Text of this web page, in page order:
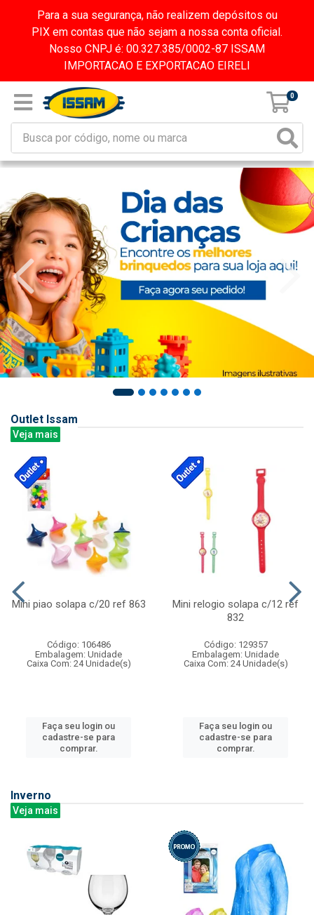
Para a sua segurança, não realizem depósitos ou
PIX em contas que não sejam a nossa conta oficial.
Nosso CNPJ é: 00.327.385/0002-87 ISSAM
IMPORTACAO E EXPORTACAO EIRELI
0
Outlet Issam
Veja mais
Mini piao solapa c/20 ref 863
Código: 106486
Embalagem: Unidade
Caixa Com: 24 Unidade(s)
Faça seu login ou
cadastre-se para
comprar.
Mini relogio solapa c/12 ref
832
Código: 129357
Embalagem: Unidade
Caixa Com: 24 Unidade(s)
Faça seu login ou
cadastre-se para
comprar.
Inverno
Veja mais